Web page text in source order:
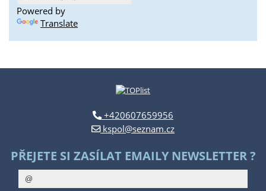
Powered by
Translate
+420607659956
kspol@seznam.cz
PŘEJETE SI ZASÍLAT EMAILY NEWSLETTER ?